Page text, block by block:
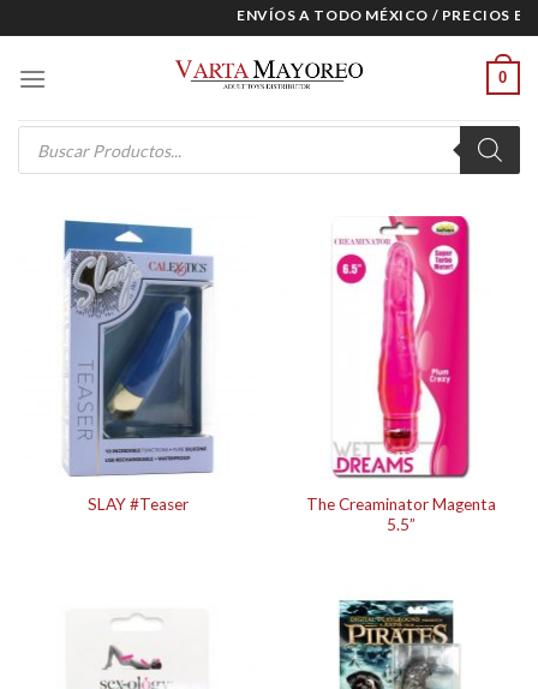
to
content
ENVÍOS A TODO MÉXICO / PRECIOS
0
Products
search
SLAY #Teaser
The Creaminator Magenta
5.5”